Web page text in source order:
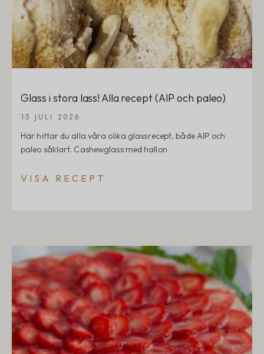
Glass i stora lass! Alla recept (AIP och paleo)
15 JULI 2026
Här hittar du alla våra olika glassrecept, både AIP och
paleo såklart. Cashewglass med hallon
VISA RECEPT